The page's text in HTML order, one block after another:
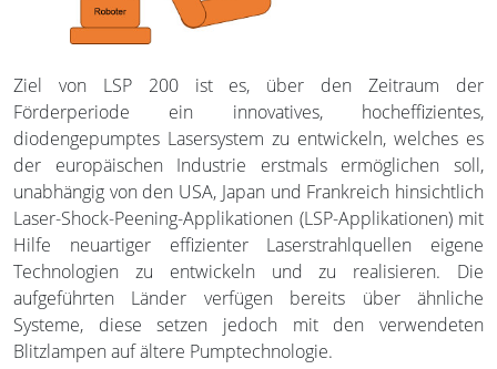
Ziel von LSP 200 ist es, über den Zeitraum der
Förderperiode ein innovatives, hocheffizientes,
diodengepumptes Lasersystem zu entwickeln, welches es
der europäischen Industrie erstmals ermöglichen soll,
unabhängig von den USA, Japan und Frankreich hinsichtlich
Laser-Shock-Peening-Applikationen (LSP-Applikationen) mit
Hilfe neuartiger effizienter Laserstrahlquellen eigene
Technologien zu entwickeln und zu realisieren. Die
aufgeführten Länder verfügen bereits über ähnliche
Systeme, diese setzen jedoch mit den verwendeten
Blitzlampen auf ältere Pumptechnologie.